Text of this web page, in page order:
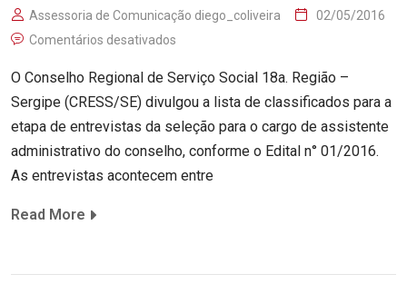
Assessoria de Comunicação diego_coliveira
02/05/2016
Comentários desativados
O Conselho Regional de Serviço Social 18a. Região –
Sergipe (CRESS/SE) divulgou a lista de classificados para a
etapa de entrevistas da seleção para o cargo de assistente
administrativo do conselho, conforme o Edital n° 01/2016.
As entrevistas acontecem entre
Read More